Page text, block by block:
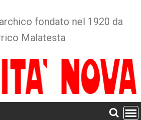
fondato nel 1920 da
Malatesta